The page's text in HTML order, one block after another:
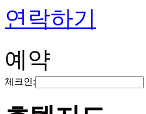
연락하기
예약
체크인: